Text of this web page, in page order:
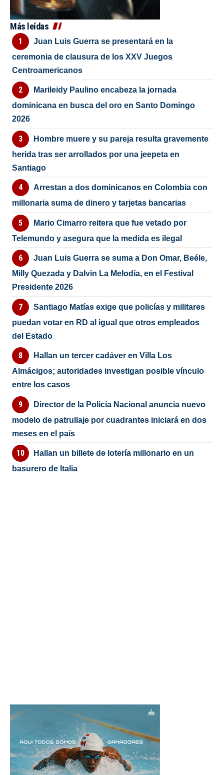
Más leídas
Juan Luis Guerra se presentará en la
ceremonia de clausura de los XXV Juegos
Centroamericanos
Marileidy Paulino encabeza la jornada
dominicana en busca del oro en Santo Domingo
2026
Hombre muere y su pareja resulta gravemente
herida tras ser arrollados por una jeepeta en
Santiago
Arrestan a dos dominicanos en Colombia con
millonaria suma de dinero y tarjetas bancarias
Mario Cimarro reitera que fue vetado por
Telemundo y asegura que la medida es ilegal
Juan Luis Guerra se suma a Don Omar, Beéle,
Milly Quezada y Dalvin La Melodía, en el Festival
Presidente 2026
Santiago Matías exige que policías y militares
puedan votar en RD al igual que otros empleados
del Estado
Hallan un tercer cadáver en Villa Los
Almácigos; autoridades investigan posible vínculo
entre los casos
Director de la Policía Nacional anuncia nuevo
modelo de patrullaje por cuadrantes iniciará en dos
meses en el país
Hallan un billete de lotería millonario en un
basurero de Italia